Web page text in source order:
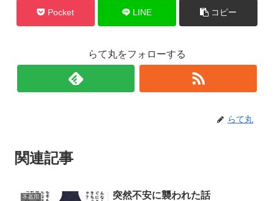
Pocket LINE コピー
らて丸をフォローする
らて丸
関連記事
不器用 突然不安に襲われた話